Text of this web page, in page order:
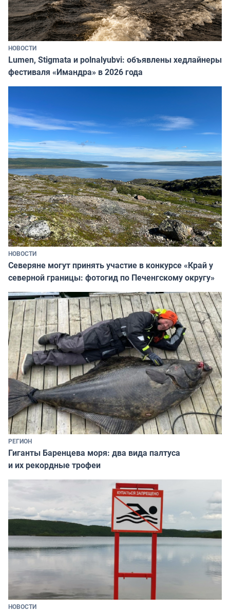
НОВОСТИ
Lumen, Stigmata и polnalyubvi: объявлены хедлайнеры
фестиваля «Имандра» в 2026 года
НОВОСТИ
Северяне могут принять участие в конкурсе «Край у
северной границы: фотогид по Печенгскому округу»
РЕГИОН
Гиганты Баренцева моря: два вида палтуса
и их рекордные трофеи
НОВОСТИ